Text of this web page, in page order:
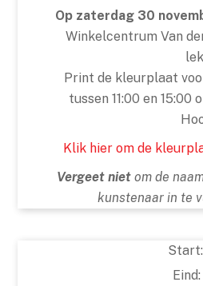
Op zaterdag 30
Winkelcentrum Van
Print de kleurplaat
tussen 11:00 en
Klik hier om de
Vergeet niet om de
kunstenaar in te
Start:
Eind: